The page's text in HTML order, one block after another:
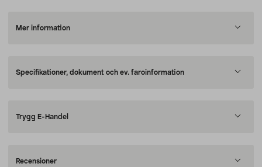
Mer information
Specifikationer, dokument och ev. faroinformation
Trygg E-Handel
Recensioner